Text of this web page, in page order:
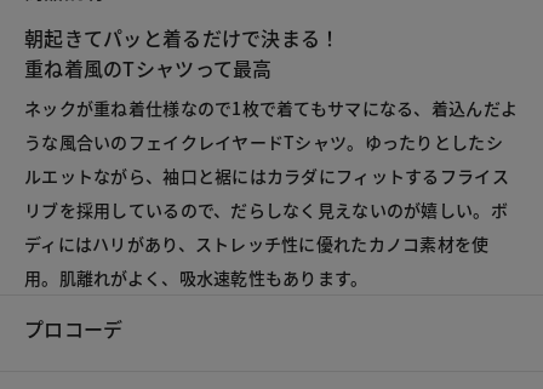
朝起きてパッと着るだけで決まる！
重ね着風のTシャツって最高
ネックが重ね着仕様なので1枚で着てもサマになる、着込んだよ
うな風合いのフェイクレイヤードTシャツ。ゆったりとしたシ
ルエットながら、袖口と裾にはカラダにフィットするフライス
リブを採用しているので、だらしなく見えないのが嬉しい。ボ
ディにはハリがあり、ストレッチ性に優れたカノコ素材を使
用。肌離れがよく、吸水速乾性もあります。
プロコーデ